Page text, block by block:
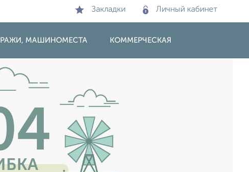
Закладки Личный кабинет
МАШИНОМЕСТА КОММЕРЧЕСКАЯ